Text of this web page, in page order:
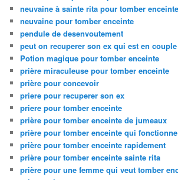
neuvaine à sainte rita pour tomber enceinte
neuvaine pour tomber enceinte
pendule de desenvoutement
peut on recuperer son ex qui est en couple
Potion magique pour tomber enceinte
prière miraculeuse pour tomber enceinte
prière pour concevoir
priere pour recuperer son ex
priere pour tomber enceinte
prière pour tomber enceinte de jumeaux
prière pour tomber enceinte qui fonctionne
prière pour tomber enceinte rapidement
prière pour tomber enceinte sainte rita
prière pour une femme qui veut tomber